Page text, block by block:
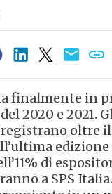
finalmente in
2020 e 2021.
oltre
edizione
di
a SPS